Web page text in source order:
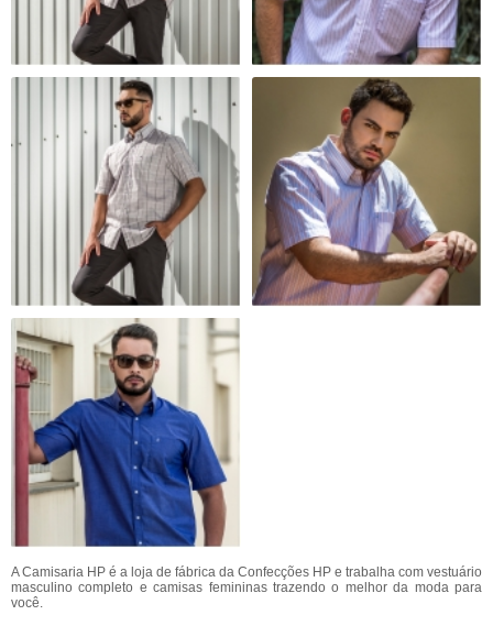
A Camisaria HP é a loja de fábrica da Confecções HP e trabalha com vestuário
masculino completo e camisas femininas trazendo o melhor da moda para
você.